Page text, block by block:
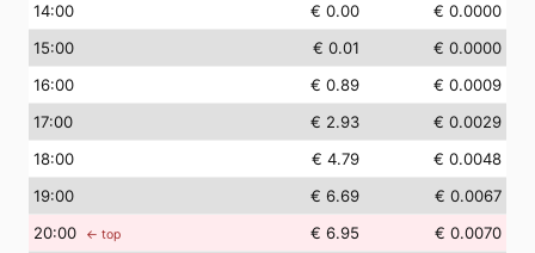
14:00 € 0.00
€ 0.0000
15:00 € 0.01
€ 0.0000
16:00 € 0.89
€ 0.0009
17:00 € 2.93
€ 0.0029
18:00 € 4.79
€ 0.0048
19:00 € 6.69
€ 0.0067
20:00 ← top € 6.95
€ 0.0070